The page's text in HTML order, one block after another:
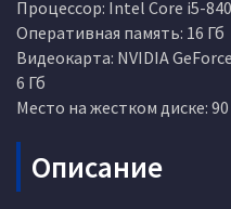
Процессор: Intel Core i5-
Оперативная память: 16 Гб
Видеокарта: NVIDIA
6 Гб
Место на жестком диске:
Описание